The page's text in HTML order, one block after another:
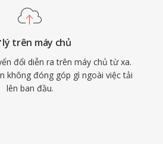
lý trên máy chủ
đổi diễn ra trên máy chủ từ xa.
không đóng góp gì ngoài việc tải
lên ban đầu.